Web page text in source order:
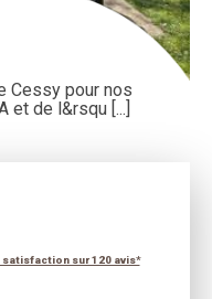
Cessy pour nos
et de l&rsqu [...]
satisfaction sur 120 avis*